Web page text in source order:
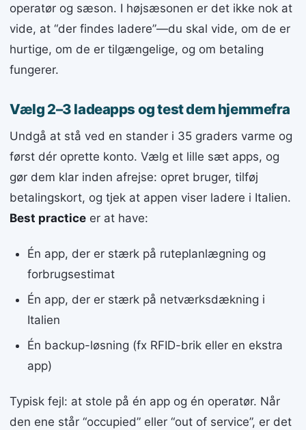
operatør og sæson. I højsæsonen er det ikke nok at
vide, at “der findes ladere”—du skal vide, om de er
hurtige, om de er tilgængelige, og om betaling
fungerer.
Vælg 2–3 ladeapps og test dem hjemmefra
Undgå at stå ved en stander i 35 graders varme og
først dér oprette konto. Vælg et lille sæt apps, og
gør dem klar inden afrejse: opret bruger, tilføj
betalingskort, og tjek at appen viser ladere i Italien.
Best practice er at have:
Én app, der er stærk på ruteplanlægning og
forbrugsestimat
Én app, der er stærk på netværksdækning i
Italien
Én backup-løsning (fx RFID-brik eller en ekstra
app)
Typisk fejl: at stole på én app og én operatør. Når
den ene står “occupied” eller “out of service”, er det